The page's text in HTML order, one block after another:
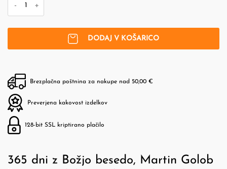
- +
DODAJ V KOŠARICO
Brezplačna poštnina za nakupe nad 50,00 €
Preverjena kakovost izdelkov
128-bit SSL kriptirano plačilo
365 dni z Božjo besedo, Martin Golob